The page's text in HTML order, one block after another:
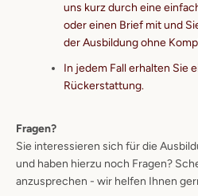
uns kurz durch eine
oder einen Brief mit und
der Ausbildung ohne
In jedem Fall erhalten Sie
Rückerstattung.
Fragen?
Sie interessieren sich für die
und haben hierzu noch Fragen?
anzusprechen - wir helfen Ihnen